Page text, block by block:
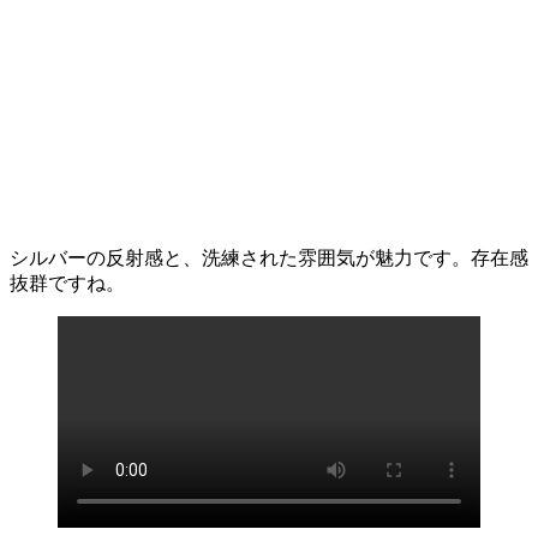
シルバーの反射感と、洗練された雰囲気が魅力です。存在感
抜群ですね。